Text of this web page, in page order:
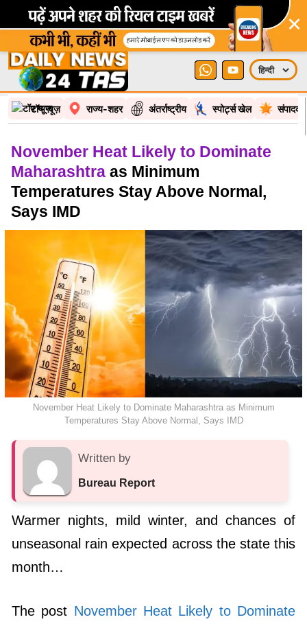
×
टॉप न्यूज़ राज्य-शहर अंतर्राष्ट्रीय स्पोर्ट्स खेल
November Heat Likely to Dominate
Maharashtra as Minimum
Temperatures Stay Above Normal,
Says IMD
November Heat Likely to Dominate Maharashtra as Minimum
Temperatures Stay Above Normal, Says IMD
Written by
Bureau Report
Warmer nights, mild winter, and chances of
unseasonal rain expected across the state this
month…
The post November Heat Likely to Dominate